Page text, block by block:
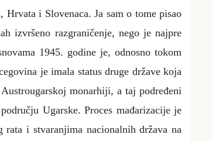
i Slovenaca. Ja sam o tome pisao
izvršeno razgraničenje, nego je najpre
1945. godine je, odnosno tokom
je imala status druge države koja
monarhiji, a taj podređeni
Ugarske. Proces mađarizacije je
i stvaranjima nacionalnih država na